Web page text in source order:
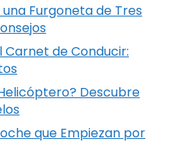
Furgoneta de Tres
de Conducir:
Descubre
que Empiezan por